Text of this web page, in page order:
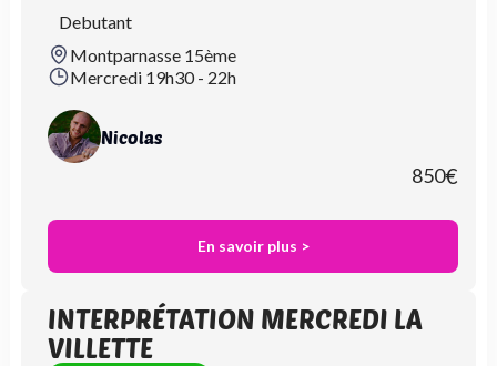
Debutant
Montparnasse 15ème
Mercredi 19h30 - 22h
Nicolas
850€
En savoir plus >
INTERPRÉTATION MERCREDI LA
VILLETTE